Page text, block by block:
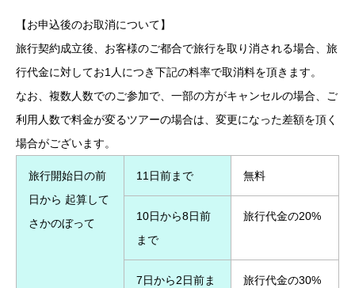
【お申込後のお取消について】
旅行契約成立後、お客様のご都合で旅行を取り消される場合、旅
行代金に対してお1人につき下記の料率で取消料を頂きます。
なお、複数人数でのご参加で、一部の方がキャンセルの場合、ご
利用人数で料金が変るツアーの場合は、変更になった差額を頂く
場合がございます。
旅行開始日の前
日から 起算して
さかのぼって
11日前まで 無料
10日から8日前
まで
旅行代金の20%
7日から2日前ま
旅行代金の30%